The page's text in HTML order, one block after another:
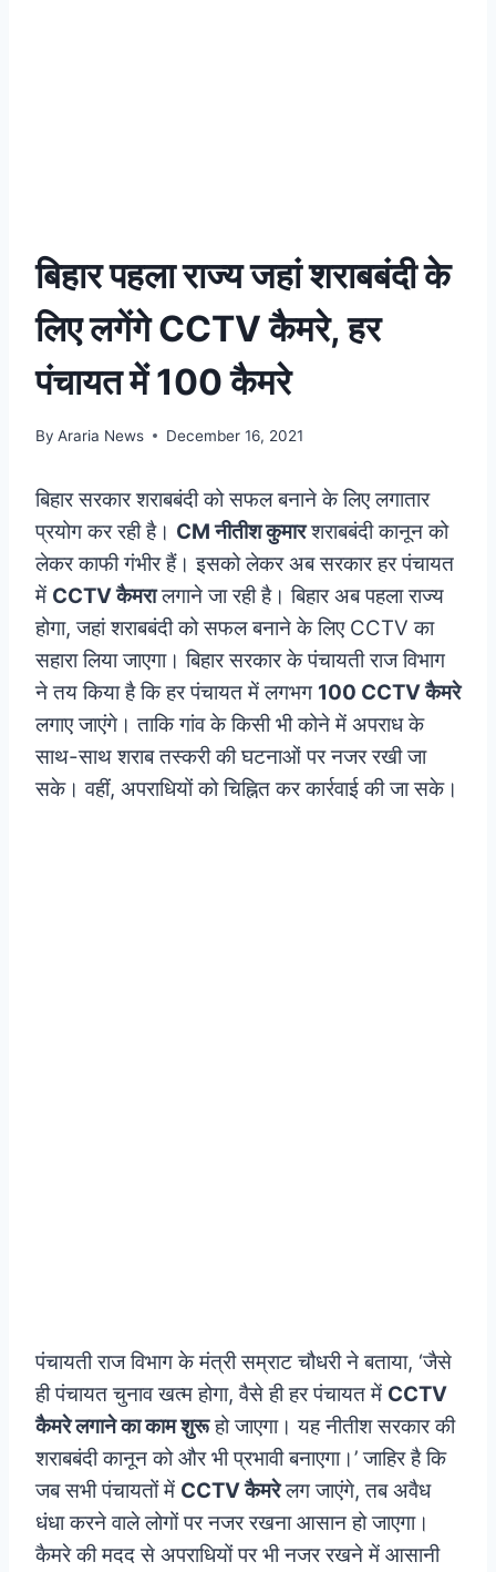
बिहार पहला राज्य जहां शराबबंदी के
लिए लगेंगे CCTV कैमरे, हर
पंचायत में 100 कैमरे
By Araria News December 16, 2021
बिहार सरकार शराबबंदी को सफल बनाने के लिए लगातार
प्रयोग कर रही है। CM नीतीश कुमारशराबबंदी कानून को
लेकर काफी गंभीर हैं। इसको लेकर अब सरकार हर पंचायत
में CCTV कैमरालगाने जा रही है। बिहार अब पहला राज्य
होगा, जहां शराबबंदी को सफल बनाने के लिए CCTV का
सहारा लिया जाएगा।बिहार सरकार के पंचायती राज विभाग
ने तय किया है कि हर पंचायत में लगभग 100 CCTV कैमरे
लगाए जाएंगे। ताकि गांव के किसी भी कोने में अपराध के
साथ-साथ शराब तस्करी की घटनाओं पर नजर रखी जा
सके। वहीं, अपराधियों को चिह्नित कर कार्रवाई की जा सके।
पंचायती राज विभाग के मंत्री सम्राट चौधरी ने बताया, ‘जैसे
ही पंचायत चुनाव खत्म होगा, वैसे ही हर पंचायत में CCTV
कैमरे लगाने का काम शुरूहो जाएगा। यह नीतीश सरकार की
शराबबंदी कानून को और भी प्रभावी बनाएगा।’जाहिर है कि
जब सभी पंचायतों में CCTV कैमरेलग जाएंगे, तब अवैध
धंधा करने वाले लोगों पर नजर रखना आसान हो जाएगा।
कैमरे की मदद से अपराधियों पर भी नजर रखने में आसानी